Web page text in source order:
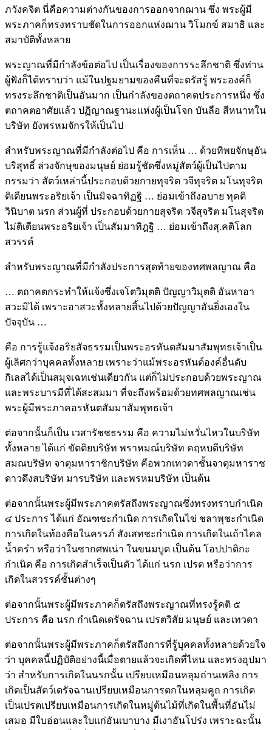
ภวังคจิต นี่คือความต่างกันของการออกจากฌาน ซึ่ง พระผู้มี
พระภาคก็ทรงทราบชัดในการออกแห่งฌาน วิโมกข์ สมาธิ และ
สมาบัติทั้งหลาย
พระญาณที่มีกำลังข้อต่อไป เป็นเรื่องของการระลึกชาติ ซึ่งท่าน
ผู้ฟังก็ได้ทราบว่า แม้ในปฐมยามของคืนที่จะตรัสรู้ พระองค์ก็
ทรงระลึกชาติเป็นอันมาก เป็นกำลังของตถาคตประการหนึ่ง ซึ่ง
ตถาคตอาศัยแล้ว ปฏิญาณฐานะแห่งผู้เป็นโจก บันลือ สีหนาทใน
บริษัท ยังพรหมจักรให้เป็นไป
สำหรับพระญาณที่มีกำลังต่อไป คือ การเห็น … ด้วยทิพยจักษุอัน
บริสุทธิ์ ล่วงจักษุของมนุษย์ ย่อมรู้ชัดซึ่งหมู่สัตว์ผู้เป็นไปตาม
กรรมว่า สัตว์เหล่านี้ประกอบด้วยกายทุจริต วจีทุจริต มโนทุจริต
ติเตียนพระอริยเจ้า เป็นมิจฉาทิฏฐิ … ย่อมเข้าถึงอบาย ทุคติ
วินิบาต นรก ส่วนผู้ที่ ประกอบด้วยกายสุจริต วจีสุจริต มโนสุจริต
ไม่ติเตียนพระอริยเจ้า เป็นสัมมาทิฎฐิ … ย่อมเข้าถึงสุ.คติโลก
สวรรค์
สำหรับพระญาณที่มีกำลังประการสุดท้ายของทศพลญาณ คือ
… ตถาคตกระทำให้แจ้งซึ่งเจโตวิมุตติ ปัญญาวิมุตติ อันหาอา
สวะมิได้ เพราะอาสวะทั้งหลายสิ้นไปด้วยปัญญาอันยิ่งเองใน
ปัจจุบัน …
คือ การรู้แจ้งอริยสัจธรรมเป็นพระอรหันตสัมมาสัมพุทธเจ้าเป็น
ผู้เลิศกว่าบุคคลทั้งหลาย เพราะว่าแม้พระอรหันต์องค์อื่นดับ
กิเลสได้เป็นสมุจเฉทเช่นเดียวกัน แต่ก็ไม่ประกอบด้วยพระญาณ
และพระบารมีที่ได้สะสมมา ที่จะถึงพร้อมด้วยทศพลญาณเช่น
พระผู้มีพระภาคอรหันตสัมมาสัมพุทธเจ้า
ต่อจากนั้นก็เป็น เวสารัชชธรรม คือ ความไม่หวั่นไหวในบริษัท
ทั้งหลาย ได้แก่ ขัตติยบริษัท พราหมณ์บริษัท คฤหบดีบริษัท
สมณบริษัท จาตุมหาราชิกบริษัท คือพวกเทวดาชั้นจาตุมหาราช
ดาวดึงสบริษัท มารบริษัท และพรหมบริษัท เป็นต้น
ต่อจากนั้นพระผู้มีพระภาคตรัสถึงพระญาณซึ่งทรงทราบกำเนิด
๔ ประการ ได้แก่ อัณฑชะกำเนิด การเกิดในไข่ ชลาพุชะกำเนิด
การเกิดในท้องคือในครรภ์ สังเสทชะกำเนิด การเกิดในเถ้าไคล
น้ำครำ หรือว่าในซากศพเน่า ในขนมบูด เป็นต้น โอปปาติกะ
กำเนิด คือ การเกิดสำเร็จเป็นตัว ได้แก่ นรก เปรต หรือว่าการ
เกิดในสวรรค์ชั้นต่างๆ
ต่อจากนั้นพระผู้มีพระภาคก็ตรัสถึงพระญาณที่ทรงรู้คติ ๕
ประการ คือ นรก กำเนิดเดรัจฉาน เปรตวิสัย มนุษย์ และเทวดา
ต่อจากนั้นพระผู้มีพระภาคก็ตรัสถึงการที่รู้บุคคลทั้งหลายด้วยใจ
ว่า บุคคลนี้ปฏิบัติอย่างนี้เมื่อตายแล้วจะเกิดที่ไหน และทรงอุปมา
ว่า สำหรับการเกิดในนรกนั้น เปรียบเหมือนหลุมถ่านเพลิง การ
เกิดเป็นสัตว์เดรัจฉานเปรียบเหมือนการตกในหลุมคูถ การเกิด
เป็นเปรตเปรียบเหมือนการเกิดในหมู่ต้นไม้ที่เกิดในพื้นที่อันไม่
เสมอ มีใบอ่อนและใบแก่อันเบาบาง มีเงาอันโปร่ง เพราะฉะนั้น